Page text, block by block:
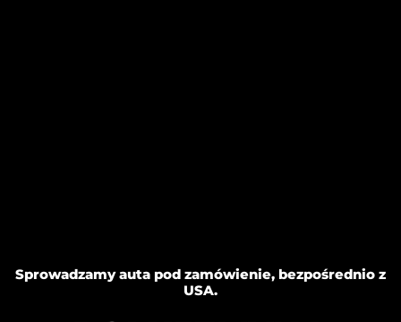
Sprowadzamy auta pod zamówienie, bezpośrednio z
USA.